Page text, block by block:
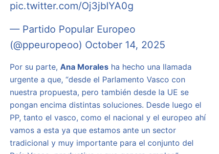
pic.twitter.com/Oj3jbIYA0g
— Partido Popular Europeo
(@ppeuropeoo) October 14, 2025
Por su parte, Ana Morales ha hecho una llamada
urgente a que, “desde el Parlamento Vasco con
nuestra propuesta, pero también desde la UE se
pongan encima distintas soluciones. Desde luego el
PP, tanto el vasco, como el nacional y el europeo ahí
vamos a esta ya que estamos ante un sector
tradicional y muy importante para el conjunto del